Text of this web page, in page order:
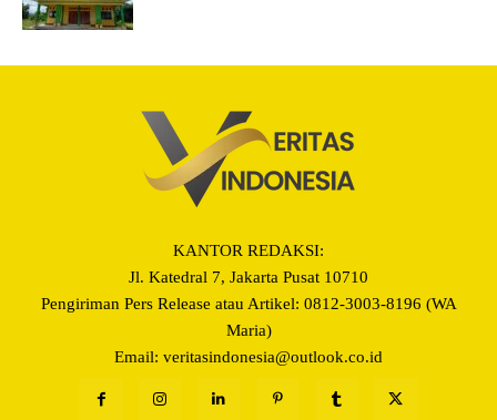
KANTOR REDAKSI:
Jl. Katedral 7, Jakarta Pusat 10710
Pengiriman Pers Release atau Artikel: 0812-3003-8196 (WA
Maria)
Email: veritasindonesia@outlook.co.id